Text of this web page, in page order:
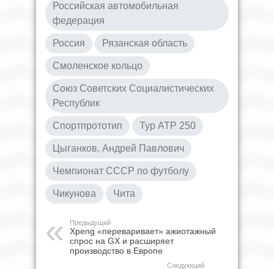
Российская автомобильная
федерация
Россия Рязанская область
Смоленское кольцо
Союз Советских Социалистических
Республик
Спортпрототип Тур ATP 250
Цыганков, Андрей Павлович
Чемпионат СССР по футболу
Чикунова Чита
Предыдущий
Xpeng «переваривает» ажиотажный
спрос на GX и расширяет
производство в Европе
Следующий